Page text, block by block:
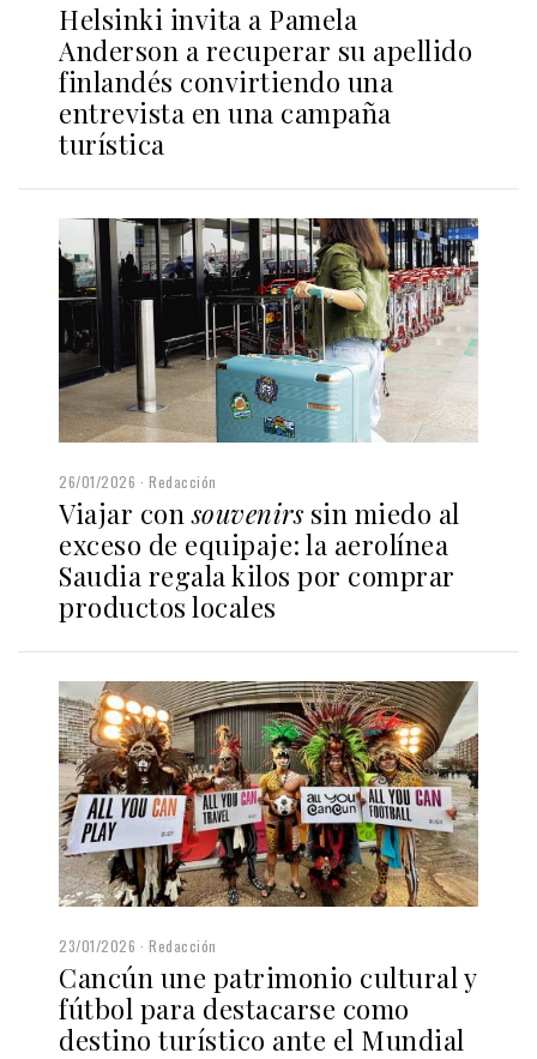
Helsinki invita a Pamela
Anderson a recuperar su apellido
finlandés convirtiendo una
entrevista en una campaña
turística
26/01/2026 Redacción
Viajar consouvenirs sin miedo al
exceso de equipaje: la aerolínea
Saudia regala kilos por comprar
productos locales
23/01/2026 Redacción
Cancún une patrimonio cultural y
fútbol para destacarse como
destino turístico ante el Mundial